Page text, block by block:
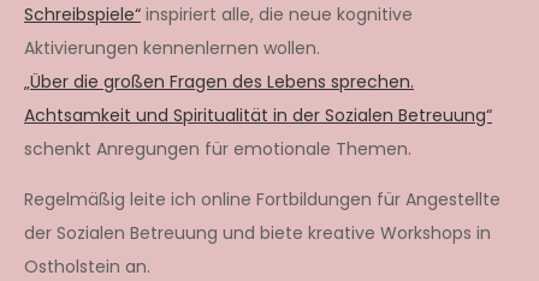
Schreibspiele“ inspiriert alle, die neue kognitive
Aktivierungen kennenlernen wollen.
„Über die großen Fragen des Lebens sprechen.
Achtsamkeit und Spiritualität in der Sozialen Betreuung“
schenkt Anregungen für emotionale Themen.
Regelmäßig leite ich online Fortbildungen für Angestellte
der Sozialen Betreuung und biete kreative Workshops in
Ostholstein an.